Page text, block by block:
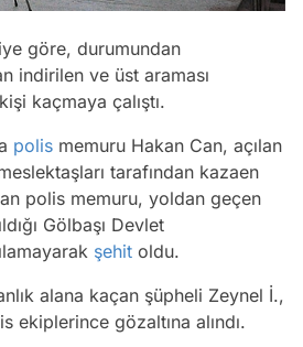
göre, durumundan
indirilen ve üst araması
kaçmaya çalıştı.
polis memuru Hakan Can, açılan
tarafından kazaen
polis memuru, yoldan geçen
Gölbaşı Devlet
şehit oldu.
alana kaçan şüpheli Zeynel İ.,
ekiplerince gözaltına alındı.